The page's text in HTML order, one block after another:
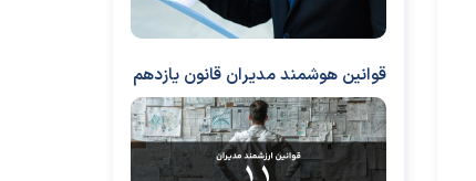
قوانین هوشمند مدیران قانون یازدهم